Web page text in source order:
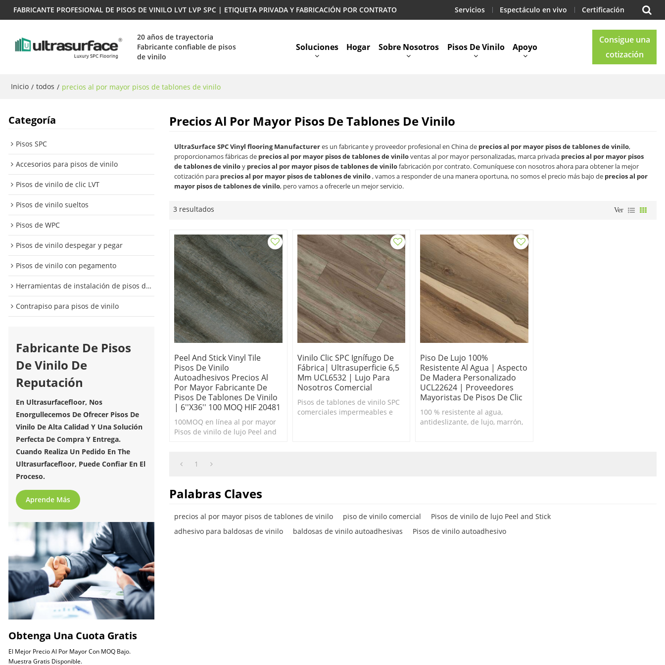
FABRICANTE PROFESIONAL DE PISOS DE VINILO LVT LVP SPC | ETIQUETA PRIVADA Y FABRICACIÓN POR CONTRATO Servicios Espectáculo en vivo Certificación
20 años de trayectoria
Fabricante confiable de pisos
de vinilo
Soluciones Hogar Sobre Nosotros Pisos De Vinilo Apoyo
Consigue una
cotización
Inicio / todos / precios al por mayor pisos de tablones de vinilo
Categoría
Pisos SPC
Accesorios para pisos de vinilo
Pisos de vinilo de clic LVT
Pisos de vinilo sueltos
Pisos de WPC
Pisos de vinilo despegar y pegar
Pisos de vinilo con pegamento
Herramientas de instalación de pisos de vinilo
Contrapiso para pisos de vinilo
Fabricante De Pisos
De Vinilo De
Reputación
En Ultrasurfacefloor, Nos
Enorgullecemos De Ofrecer Pisos De
Vinilo De Alta Calidad Y Una Solución
Perfecta De Compra Y Entrega.
Cuando Realiza Un Pedido En The
Ultrasurfacefloor, Puede Confiar En El
Proceso.
Aprende Más
Obtenga Una Cuota Gratis
El Mejor Precio Al Por Mayor Con MOQ Bajo.
Muestra Gratis Disponible.
Precios Al Por Mayor Pisos De Tablones De Vinilo
UltraSurface SPC Vinyl flooring Manufactureres un fabricante y proveedor profesional en China de precios al por mayor pisos de tablones de vinilo,
proporcionamos fábricas de precios al por mayor pisos de tablones de viniloventas al por mayor personalizadas, marca privada precios al por mayor pisos
de tablones de viniloy precios al por mayor pisos de tablones de vinilofabricación por contrato. Comuníquese con nosotros ahora para obtener la mejor
cotización para precios al por mayor pisos de tablones de vinilo, vamos a responder de una manera oportuna, no somos el precio más bajo de precios al por
mayor pisos de tablones de vinilo, pero vamos a ofrecerle un mejor servicio.
3 resultados Ver
Peel And Stick Vinyl Tile
Pisos De Vinilo
Autoadhesivos Precios Al
Por Mayor Fabricante De
Pisos De Tablones De Vinilo
| 6''x36'' 100 MOQ HIF 20481
100MOQ en línea al por mayor
Pisos de vinilo de lujo Peel and
autoadhesivos baratos.
Vinilo Clic SPC Ignífugo De
Fábrica| Ultrasuperficie 6,5
Mm UCL6532 | Lujo Para
Nosotros Comercial
Pisos de tablones de vinilo SPC
comerciales impermeables e
Piso De Lujo 100%
Resistente Al Agua | Aspecto
De Madera Personalizado
UCL22624 | Proveedores
Mayoristas De Pisos De Clic
100 % resistente al agua,
antideslizante, de lujo, marrón,
1
Palabras Claves
precios al por mayor pisos de tablones de vinilo piso de vinilo comercial
Pisos de vinilo de lujo Peel and Stick
adhesivo para baldosas de vinilo
baldosas de vinilo autoadhesivas Pisos de vinilo autoadhesivo